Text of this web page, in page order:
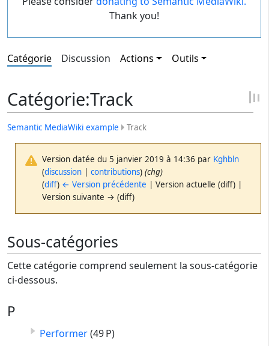
Thank you!
Catégorie Discussion Actions Outils
Catégorie:Track
Semantic MediaWiki example Track
Version datée du 5 janvier 2019 à 14:36 par Kghbln
(discussion |contributions) (chg)
(diff) ← Version précédente | Version actuelle (diff) |
Version suivante → (diff)
Sous-catégories
Cette catégorie comprend seulement la sous-catégorie
ci-dessous.
P
Performer(49 P)